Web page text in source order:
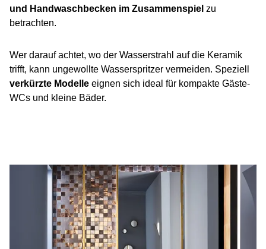
und Handwaschbecken im Zusammenspiel zu
betrachten.
Wer darauf achtet, wo der Wasserstrahl auf die Keramik
trifft, kann ungewollte Wasserspritzer vermeiden. Speziell
verkürzte Modelle eignen sich ideal für kompakte Gäste-
WCs und kleine Bäder.